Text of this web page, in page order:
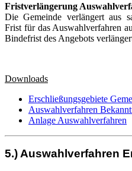
Fristverlängerung
Die Gemeinde verlängert aus
Frist für das Auswahlverfahren
Bindefrist des Angebots
Downloads
Erschließungsgebiete
Auswahlverfahren
Anlage Auswahlverfahren
5.) Auswahlverfahren